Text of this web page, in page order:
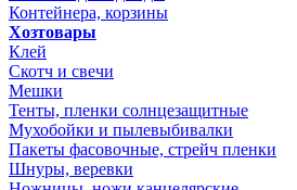
Контейнера, корзины
Хозтовары
Клей
Скотч и свечи
Мешки
Тенты, пленки солнцезащитные
Мухобойки и пылевыбивалки
Пакеты фасовочные, стрейч пленки
Шнуры, веревки